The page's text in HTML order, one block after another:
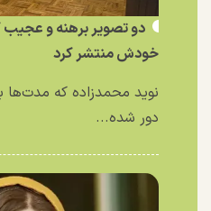
دو تصویر برهنه و عجیب
خودش منتشر کرد
نوید محمدزاده که
دور شده...